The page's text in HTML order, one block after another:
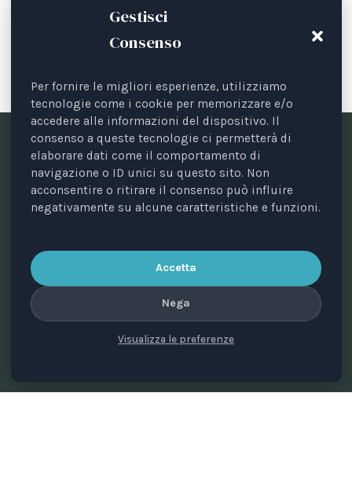
Gestisci
Consenso
Per fornire le migliori esperienze, utilizziamo
tecnologie come i cookie per memorizzare e/o
accedere alle informazioni del dispositivo. Il
consenso a queste tecnologie ci permetterà di
elaborare dati come il comportamento di
navigazione o ID unici su questo sito. Non
acconsentire o ritirare il consenso può influire
negativamente su alcune caratteristiche e funzioni.
Accetta
Nega
Visualizza le preferenze
posizioni di Jeremy Bentham e Peter Singer a
n. 8/2023 del 18/09/2023.
Direttrice responsabile: Avv. Elisa Scarpino.
Direttore scientifico: Prof. Valerio Pocar.
Comitato di direzione: Annalisa Di Mauro, Maria